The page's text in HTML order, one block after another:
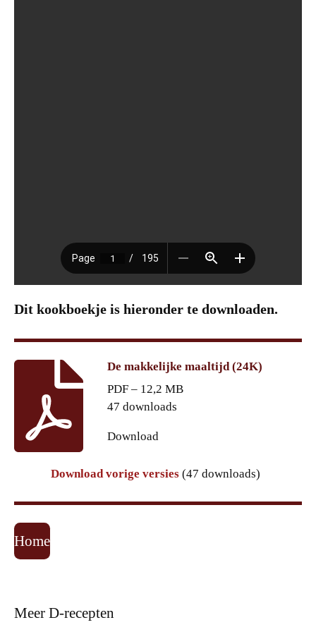
Dit kookboekje is hieronder te downloaden.
De makkelijke maaltijd (24K)
PDF – 12,2 MB
47 downloads
Download
Download vorige versies (47 downloads)
Home
Meer D-recepten